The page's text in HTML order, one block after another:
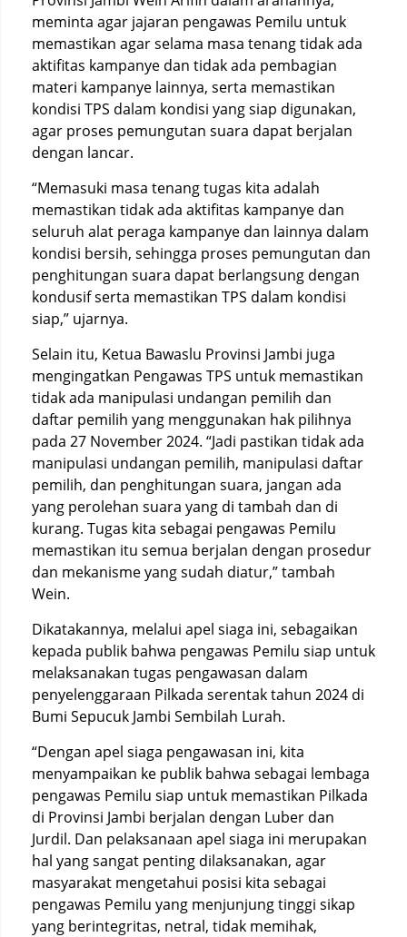
meminta agar jajaran pengawas Pemilu untuk
memastikan agar selama masa tenang tidak ada
aktifitas kampanye dan tidak ada pembagian
materi kampanye lainnya, serta memastikan
kondisi TPS dalam kondisi yang siap digunakan,
agar proses pemungutan suara dapat berjalan
dengan lancar.
“Memasuki masa tenang tugas kita adalah
memastikan tidak ada aktifitas kampanye dan
seluruh alat peraga kampanye dan lainnya dalam
kondisi bersih, sehingga proses pemungutan dan
penghitungan suara dapat berlangsung dengan
kondusif serta memastikan TPS dalam kondisi
siap,” ujarnya.
Selain itu, Ketua Bawaslu Provinsi Jambi juga
mengingatkan Pengawas TPS untuk memastikan
tidak ada manipulasi undangan pemilih dan
daftar pemilih yang menggunakan hak pilihnya
pada 27 November 2024. “Jadi pastikan tidak ada
manipulasi undangan pemilih, manipulasi daftar
pemilih, dan penghitungan suara, jangan ada
yang perolehan suara yang di tambah dan di
kurang. Tugas kita sebagai pengawas Pemilu
memastikan itu semua berjalan dengan prosedur
dan mekanisme yang sudah diatur,” tambah
Wein.
Dikatakannya, melalui apel siaga ini, sebagaikan
kepada publik bahwa pengawas Pemilu siap untuk
melaksanakan tugas pengawasan dalam
penyelenggaraan Pilkada serentak tahun 2024 di
Bumi Sepucuk Jambi Sembilah Lurah.
“Dengan apel siaga pengawasan ini, kita
menyampaikan ke publik bahwa sebagai lembaga
pengawas Pemilu siap untuk memastikan Pilkada
di Provinsi Jambi berjalan dengan Luber dan
Jurdil. Dan pelaksanaan apel siaga ini merupakan
hal yang sangat penting dilaksanakan, agar
masyarakat mengetahui posisi kita sebagai
pengawas Pemilu yang menjunjung tinggi sikap
yang berintegritas, netral, tidak memihak,